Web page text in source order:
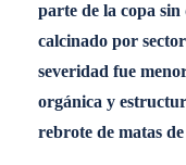
parte de la copa sin
calcinado por
severidad fue
orgánica y
rebrote de matas